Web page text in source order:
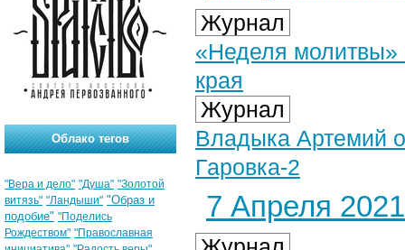
Журнал
«Неделя молитвы»
края
Журнал
Владыка Артемий
Гаровка-2
7 Апреля 2021
Облако тегов
"Вера и дело" "Душа" "Золотой
витязь" "Ландыши" "Образ и
подобие" "Поделись
Рождеством" "Православная